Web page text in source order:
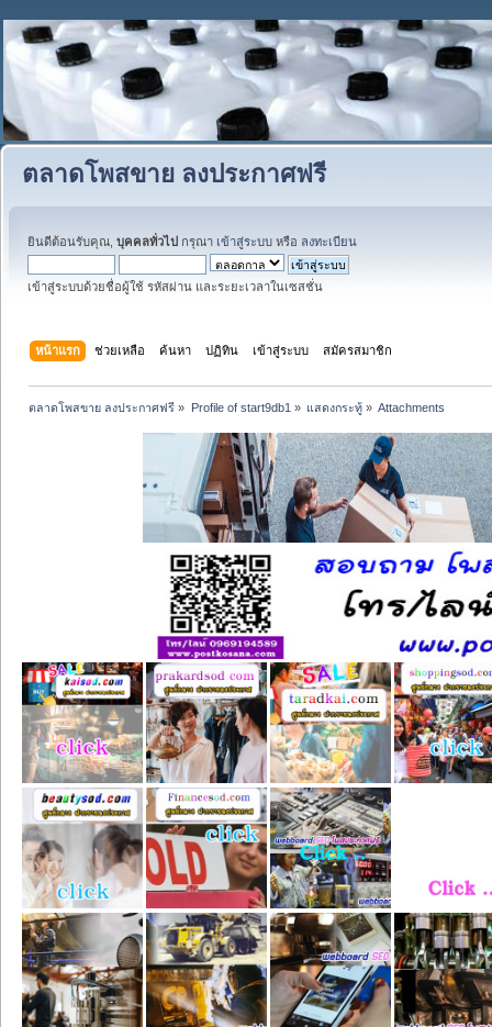
ตลาดโพสขาย ลงประกาศฟรี
ยินดีต้อนรับคุณ, บุคคลทั่วไป กรุณา เข้าสู่ระบบ หรือ ลงทะเบียน
เข้าสู่ระบบด้วยชื่อผู้ใช้ รหัสผ่าน และระยะเวลาในเซสชั่น
หน้าแรก ช่วยเหลือ ค้นหา ปฏิทิน เข้าสู่ระบบ สมัครสมาชิก
ตลาดโพสขาย ลงประกาศฟรี » Profile of start9db1 » แสดงกระทู้» Attachments